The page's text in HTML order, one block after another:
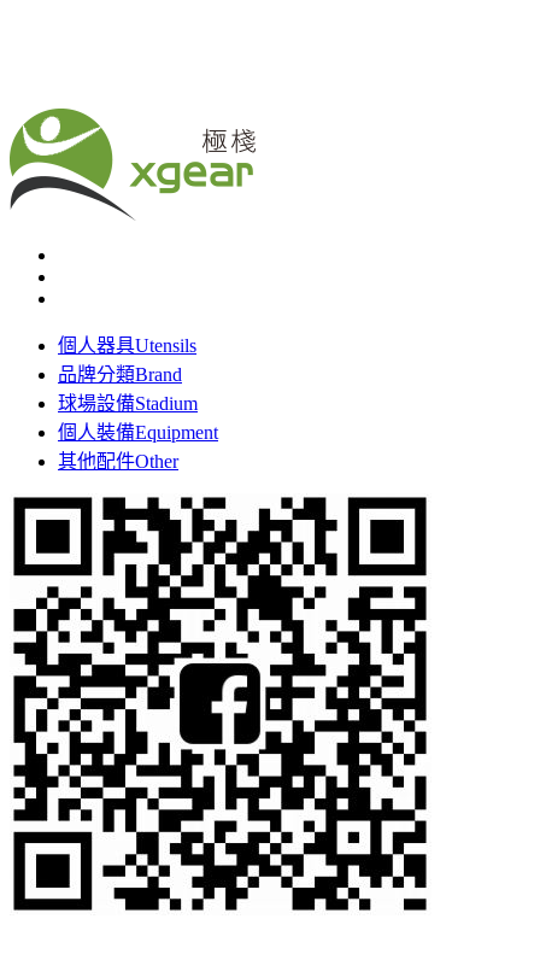
個人器具Utensils
品牌分類Brand
球場設備Stadium
個人裝備Equipment
其他配件Other